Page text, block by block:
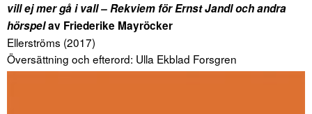
vill ej mer gå i vall – Rekviem för Ernst Jandl och andra
hörspelav Friederike Mayröcker
Ellerströms (2017)
Översättning och efterord: Ulla Ekblad Forsgren